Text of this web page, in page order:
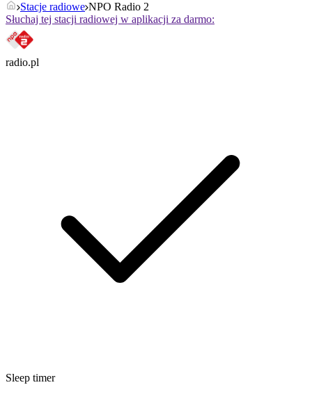
Stacje radiowe NPO Radio 2
Słuchaj tej stacji radiowej w aplikacji za darmo:
radio.pl
Sleep timer